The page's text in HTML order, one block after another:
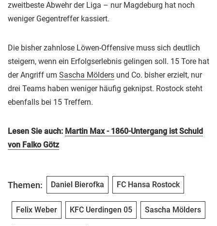
zweitbeste Abwehr der Liga – nur Magdeburg hat noch
weniger Gegentreffer kassiert.
Die bisher zahnlose Löwen-Offensive muss sich deutlich
steigern, wenn ein Erfolgserlebnis gelingen soll. 15 Tore hat
der Angriff um Sascha Mölders und Co. bisher erzielt, nur
drei Teams haben weniger häufig geknipst. Rostock steht
ebenfalls bei 15 Treffern.
Lesen Sie auch: Martin Max - 1860-Untergang ist Schuld
von Falko Götz
Themen: Daniel Bierofka FC Hansa Rostock
Felix Weber KFC Uerdingen 05 Sascha Mölders